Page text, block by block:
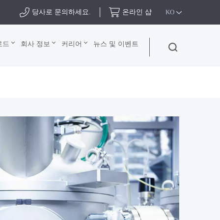
당사로 문의하세요. 온라인 샵 KO
드 회사 정보 커리어 뉴스 및 이벤트